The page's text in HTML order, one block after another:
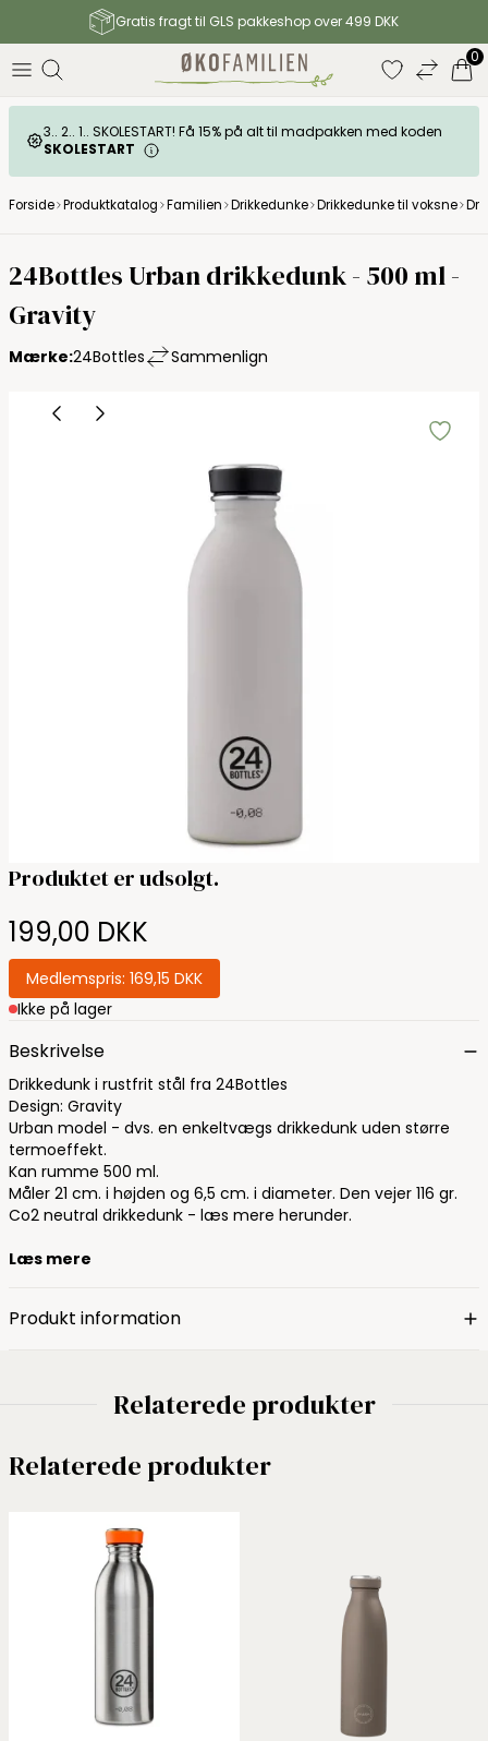
Gratis fragt til GLS pakkeshop over 499 DKK
0
3.. 2.. 1.. SKOLESTART! Få 15% på alt til madpakken med koden
SKOLESTART
Forside Produktkatalog Familien Drikkedunke Drikkedunke til voksne
24Bottles Urban drikkedunk - 500 ml -
Gravity
Mærke:24Bottles Sammenlign
Produktet er udsolgt.
199,00 DKK
Medlemspris: 169,15 DKK
Ikke på lager
Beskrivelse
Drikkedunk i rustfrit stål fra 24Bottles
Design: Gravity
Urban model - dvs. en enkeltvægs drikkedunk uden større
termoeffekt.
Kan rumme 500 ml.
Måler 21 cm. i højden og 6,5 cm. i diameter. Den vejer 116 gr.
Co2 neutral drikkedunk - læs mere herunder.
Læs mere
Produkt information
Relaterede produkter
Relaterede produkter